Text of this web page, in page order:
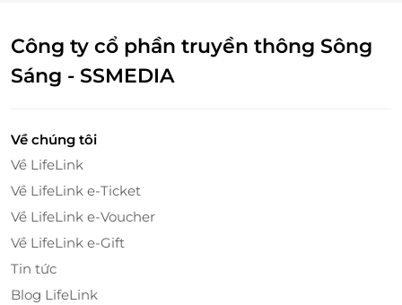
màn hình phẳng, đảm bảo sự thoải mái tối đa cho
bạn trong suốt kỳ nghỉ. Đặc biệt, bạn sẽ được
khách tiêu chuẩn, giúp bạn khởi đầu ngày mới tràn
đầy năng lượng. Không chỉ dừng lại ở đó, khách nghỉ
tại đây còn nhận được ưu đãi ăn trưa cho hai người
lớn và một bé, mang đến cho cả gia đình những giây
phút quây quần ấm áp bên nhau.
Công ty cổ phần truyền thông Sông
Sáng - SSMEDIA
Về chúng tôi
Về LifeLink
Về LifeLink e-Ticket
Về LifeLink e-Voucher
Về LifeLink e-Gift
Tin tức
Blog LifeLink